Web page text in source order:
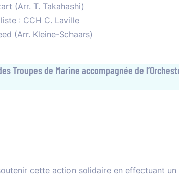
(Arr. T. Takahashi)
: CCH C. Laville
(Arr. Kleine-Schaars)
Troupes de Marine accompagnée de
cette action solidaire en effectuant un